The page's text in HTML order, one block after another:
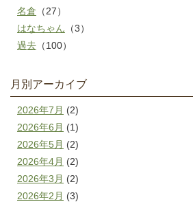
名倉 （27）
はなちゃん （3）
過去 （100）
月別アーカイブ
2026年7月 (2)
2026年6月 (1)
2026年5月 (2)
2026年4月 (2)
2026年3月 (2)
2026年2月 (3)